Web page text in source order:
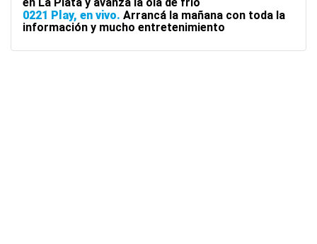
en La Plata y avanza la ola de frío
0221 Play, en vivo Arrancá la mañana con toda la
información y mucho entretenimiento